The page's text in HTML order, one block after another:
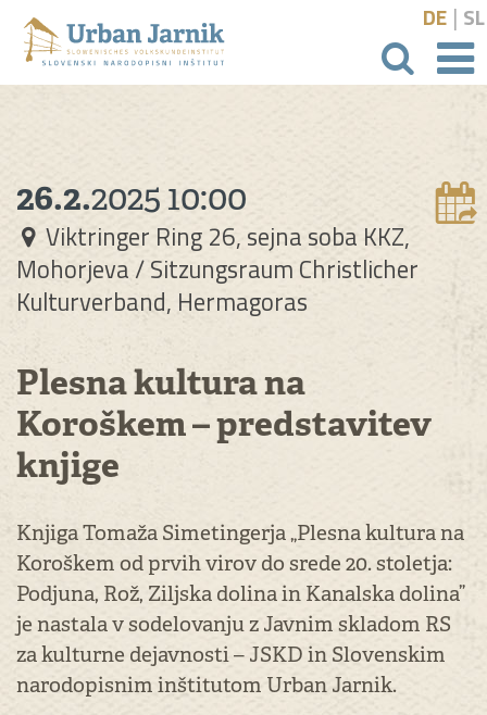
išči
DE | SL
26.2.202510:00
Viktringer Ring 26, sejna soba KKZ,
Mohorjeva / Sitzungsraum Christlicher
Kulturverband, Hermagoras
Plesna kultura na
Koroškem – predstavitev
knjige
Knjiga Tomaža Simetingerja „Plesna kultura na
Koroškem od prvih virov do srede 20. stoletja:
Podjuna, Rož, Ziljska dolina in Kanalska dolina”
je nastala v sodelovanju z Javnim skladom RS
za kulturne dejavnosti – JSKD in Slovenskim
narodopisnim inštitutom Urban Jarnik.